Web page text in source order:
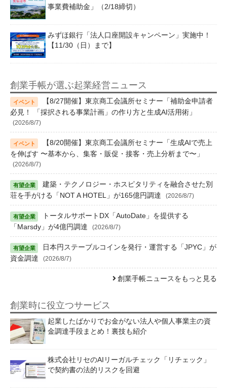
事業費補助金」（2/18締切）
みずほ銀行「法人口座開設キャンペーン」実施中！
【11/30（日）まで】
創業手帳が選ぶ起業経営ニュース
【8/27開催】東京商工会議所セミナー「補助金申請者
必見！ 「採択される事業計画」の作り方と生成AI活用術」
(2026/8/7)
【8/20開催】東京商工会議所セミナー「生成AIで売上
を伸ばす 〜基本から、集客・販促・接客・売上分析まで〜」
(2026/8/7)
建築・テクノロジー・ホスピタリティを融合させた別
荘を手がける「NOT A HOTEL」が165億円調達
(2026/8/7)
トータルサポートDX「AutoDate」を提供する
「Marsdy」が4億円調達
(2026/8/7)
日本円ステーブルコインを発行・運営する「JPYC」が
資金調達
(2026/8/7)
創業手帳ニュースをもっと見る
創業時に役立つサービス
起業したばかりでお金がない法人や個人事業主の資
金調達手段まとめ！裏技も紹介
株式会社リセのAIリーガルチェック「リチェック」
で契約書の法的リスクを回避